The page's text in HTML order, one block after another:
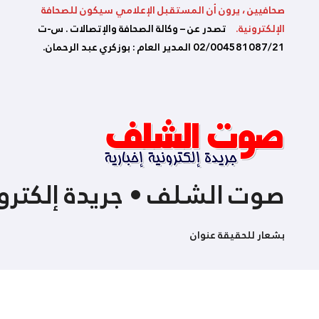
صحافيين ، يرون أن المستقبل الإعلامي سيكون للصحافة
الإلكترونية. تصدر عن – وكالة الصحافة والإتصالات . س-ت
02/004581087/21 المدير العام : بوزكري عبد الرحمان.
صوت الشلف • جريدة
بشعار للحقيقة عنوان